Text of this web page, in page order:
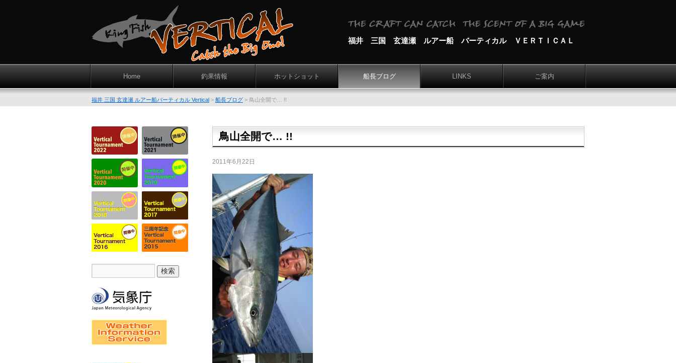
福井 三国 玄達瀬 ルアー船 バーティカル ＶＥＲＴＩＣＡＬ
Home 釣果情報 ホットショット 船長ブログ LINKS ご案内
福井 三国 玄達瀬 ルアー船バーティカル Vertical > 船長ブログ > 鳥山全開で… !!
鳥山全開で… !!
2011年6月22日